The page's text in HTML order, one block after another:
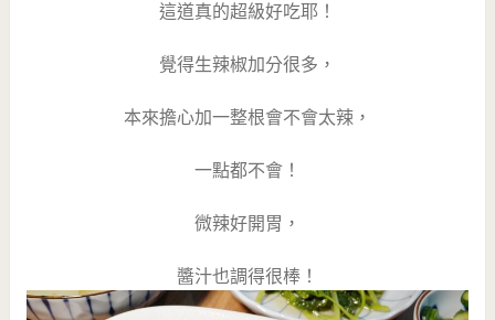
這道真的超級好吃耶！
覺得生辣椒加分很多，
本來擔心加一整根會不會太辣，
一點都不會！
微辣好開胃，
醬汁也調得很棒！